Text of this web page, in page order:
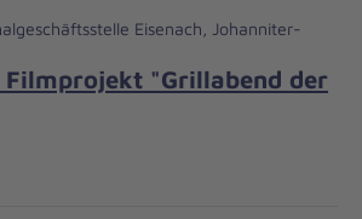
Eisenach, Johanniter-
Filmprojekt "Grillabend der